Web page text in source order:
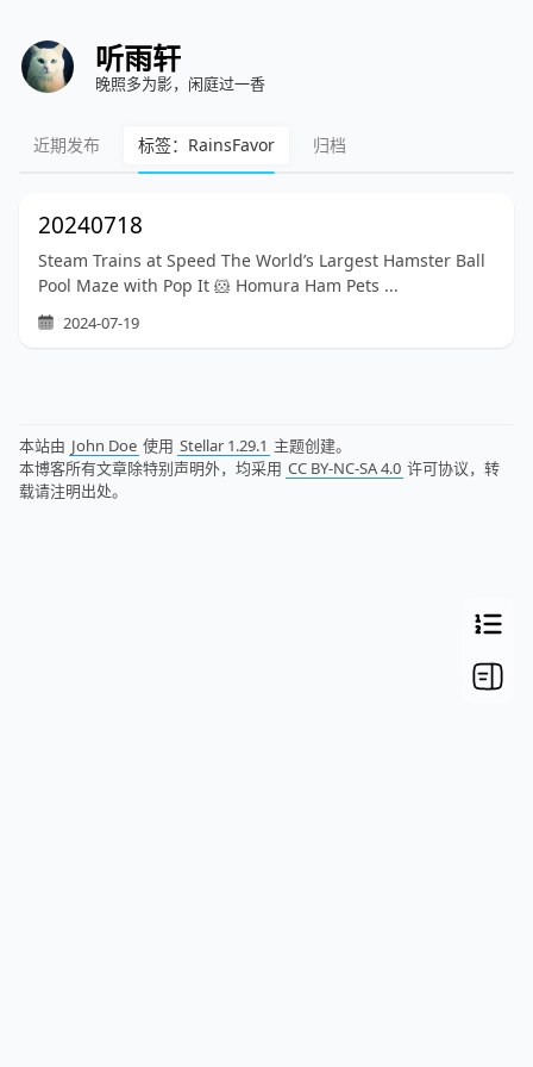
听雨轩
晚照多为影，闲庭过一香
近期发布 标签：RainsFavor 归档
20240718
Steam Trains at Speed The World’s Largest Hamster Ball
Pool Maze with Pop It 🐹 Homura Ham Pets ...
2024-07-19
本站由 John Doe 使用 Stellar 1.29.1 主题创建。
本博客所有文章除特别声明外，均采用 CC BY-NC-SA 4.0 许可协议，转
载请注明出处。